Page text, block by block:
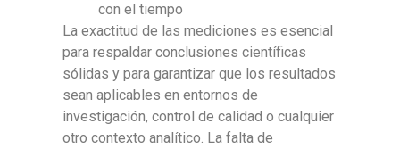
con el tiempo
La exactitud de las mediciones es esencial
para respaldar conclusiones científicas
sólidas y para garantizar que los resultados
sean aplicables en entornos de
investigación, control de calidad o cualquier
otro contexto analítico. La falta de